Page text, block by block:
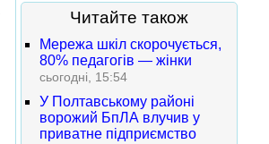
Читайте також
Мережа шкіл скорочується,
80% педагогів — жінки
сьогодні, 15:54
У Полтавському районі
ворожий БпЛА влучив у
приватне підприємство